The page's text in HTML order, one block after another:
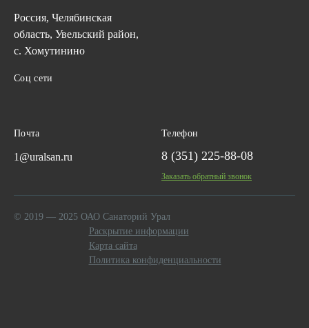
Россия, Челябинская
область, Увельский район,
с. Хомутинино
Соц сети
Почта
1@uralsan.ru
Телефон
8 (351) 225-88-08
Заказать обратный звонок
© 2019 — 2025 ОАО Санаторий Урал
Раскрытие информации
Карта сайта
Политика конфиденциальности